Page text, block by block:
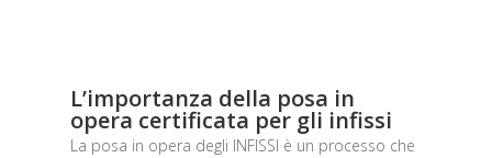
L’importanza della posa in
opera certificata per gli infissi
La posa in opera degli INFISSI è un processo che